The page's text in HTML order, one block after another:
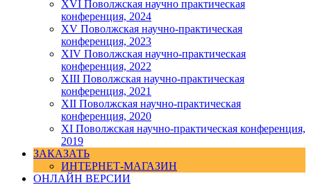
XVI Поволжская научно практическая
конференция, 2024
ХV Поволжская научно-практическая
конференция, 2023
ХIV Поволжская научно-практическая
конференция, 2022
ХIII Поволжская научно-практическая
конференция, 2021
ХII Поволжская научно-практическая
конференция, 2020
XI Поволжская научно-практическая конференция,
2019
ЗАКАЗАТЬ
ИНТЕРНЕТ-МАГАЗИН
ОНЛАЙН ВЕРСИИ